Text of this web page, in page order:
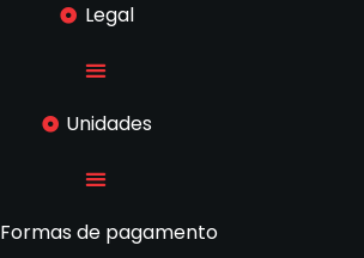
Legal
Unidades
Formas de pagamento